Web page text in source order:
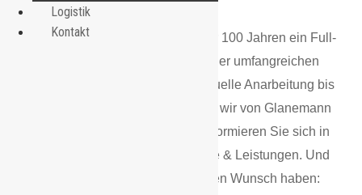
In Sachen Stahl sind wir seit über 100 Jahren ein Full-
Service-Unternehmen. Von einer umfangreichen
Angebotspalette über die individuelle Anarbeitung bis
zur pünktlichen Lieferung lassen wir von Glanemann
keinen Kundenwunsch offen. Informieren Sie sich in
aller Ruhe über unsere Produkte & Leistungen. Und
wenn Sie eine Frage oder einen Wunsch haben:
Logistik
Kontakt